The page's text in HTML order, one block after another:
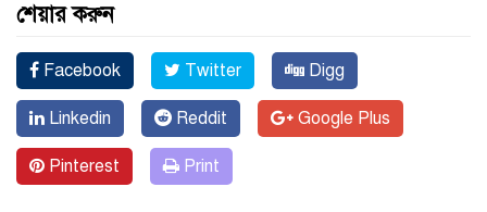
শেয়ার করুন
Facebook Twitter Digg
Linkedin Reddit Google Plus
Pinterest Print